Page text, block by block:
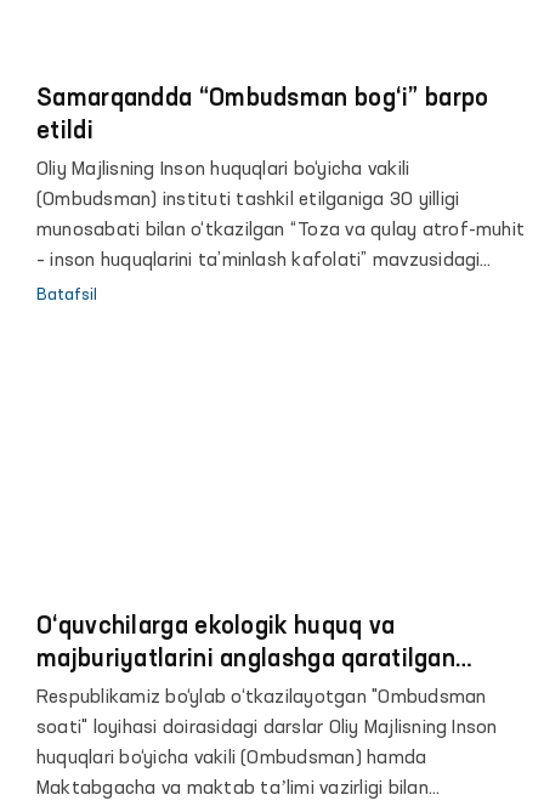
Samarqandda “Ombudsman bog‘i” barpo
etildi
Oliy Majlisning Inson huquqlari bo‘yicha vakili
(Ombudsman) instituti tashkil etilganiga 30 yilligi
munosabati bilan o‘tkazilgan “Toza va qulay atrof-muhit
– inson huquqlarini ta’minlash kafolati” mavzusidagi
xalqaro konferensiya doirasida Samarqand viloyatiga
Batafsil
O‘quvchilarga ekologik huquq va
majburiyatlarini anglashga qaratilgan
muhim ko‘nikmalar berilmoqda
Respublikamiz bo‘ylab o‘tkazilayotgan "Ombudsman
soati" loyihasi doirasidagi darslar Oliy Majlisning Inson
huquqlari bo‘yicha vakili (Ombudsman) hamda
Maktabgacha va maktab taʼlimi vazirligi bilan